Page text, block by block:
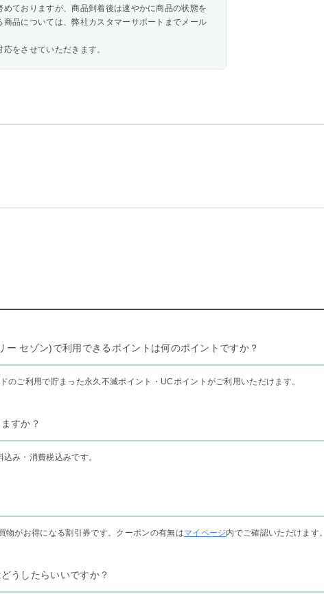
ておりますが、商品到着後は速やかに商品の状態を
品については、弊社カスタマーサポートまでメール
をさせていただきます。
ー セゾン)で利用できるポイントは何のポイントですか？
のご利用で貯まった永久不滅ポイント・UCポイントがご利用いただけます。
すか？
み・消費税込みです。
物がお得になる割引券です。クーポンの有無はマイページ内でご確認いただけます。
うしたらいいですか？